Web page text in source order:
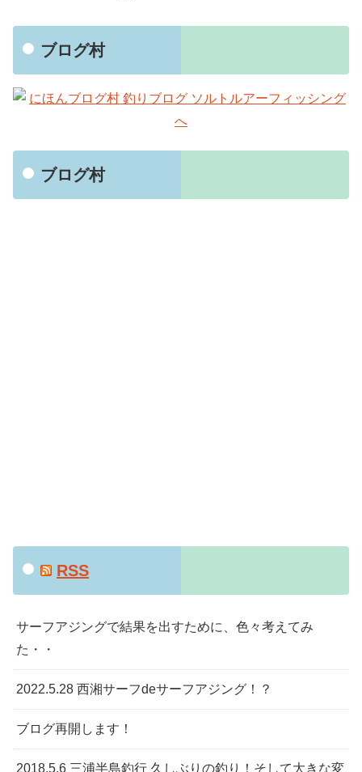
ブログ村
ブログ村
RSS
サーフアジングで結果を出すために、色々考えてみ
た・・
2022.5.28 西湘サーフdeサーフアジング！？
ブログ再開します！
2018.5.6 三浦半島釣行 久しぶりの釣り！そして大きな変